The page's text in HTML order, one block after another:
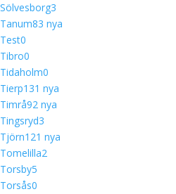
Sölvesborg3
Tanum83 nya
Test0
Tibro0
Tidaholm0
Tierp131 nya
Timrå92 nya
Tingsryd3
Tjörn121 nya
Tomelilla2
Torsby5
Torsås0